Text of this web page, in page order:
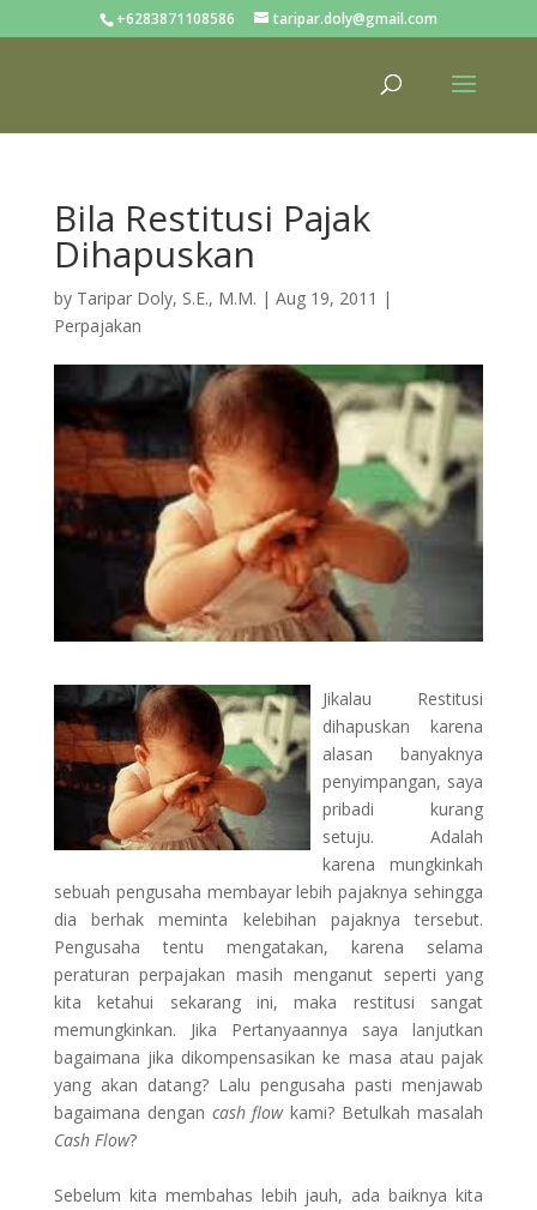
+6283871108586 taripar.doly@gmail.com
Bila Restitusi Pajak
Dihapuskan
by Taripar Doly, S.E., M.M. | Aug 19, 2011 |
Perpajakan
Jikalau Restitusi
dihapuskan karena
alasan banyaknya
penyimpangan, saya
pribadi kurang
setuju. Adalah
karena mungkinkah
sebuah pengusaha membayar lebih pajaknya sehingga
dia berhak meminta kelebihan pajaknya tersebut.
Pengusaha tentu mengatakan, karena selama
peraturan perpajakan masih menganut seperti yang
kita ketahui sekarang ini, maka restitusi sangat
memungkinkan. Jika Pertanyaannya saya lanjutkan
bagaimana jika dikompensasikan ke masa atau pajak
yang akan datang? Lalu pengusaha pasti menjawab
bagaimana dengan cash flowkami? Betulkah masalah
Cash Flow?
Sebelum kita membahas lebih jauh, ada baiknya kita